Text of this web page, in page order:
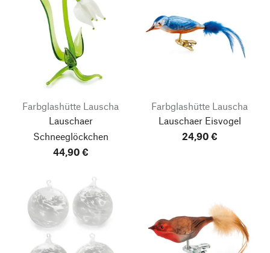
Farbglashütte Lauscha
Lauschaer
Schneeglöckchen
44,90 €
Farbglashütte Lauscha
Lauschaer Eisvogel
24,90 €